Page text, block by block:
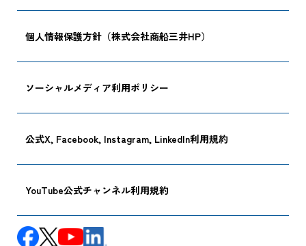
個人情報保護方針（株式会社商船三井HP）
ソーシャルメディア利用ポリシー
公式X, Facebook, Instagram, LinkedIn利用規約
YouTube公式チャンネル利用規約